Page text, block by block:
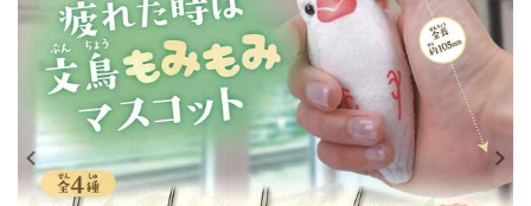
カプセルトイマシン本体
カプセルトイ
販促用空カプセル